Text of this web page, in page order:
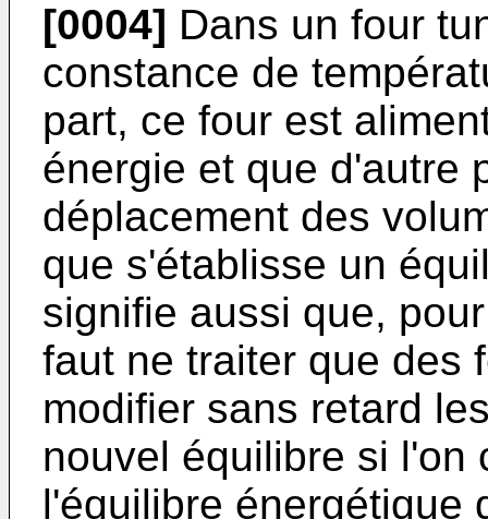
[0004] Dans un four
constance de
part, ce four est
énergie et que d'autre
déplacement des
que s'établisse un
signifie aussi que,
faut ne traiter que des
modifier sans retard
nouvel équilibre si l'on
l'équilibre énergétique